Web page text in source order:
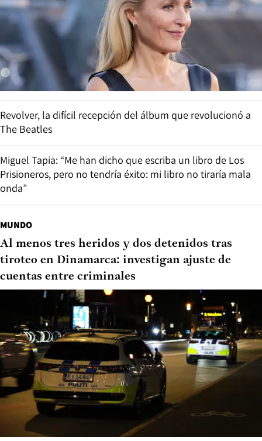
Revolver, la difícil recepción del álbum que revolucionó a
The Beatles
Miguel Tapia: “Me han dicho que escriba un libro de Los
Prisioneros, pero no tendría éxito: mi libro no tiraría mala
onda”
MUNDO
Al menos tres heridos y dos detenidos tras
tiroteo en Dinamarca: investigan ajuste de
cuentas entre criminales